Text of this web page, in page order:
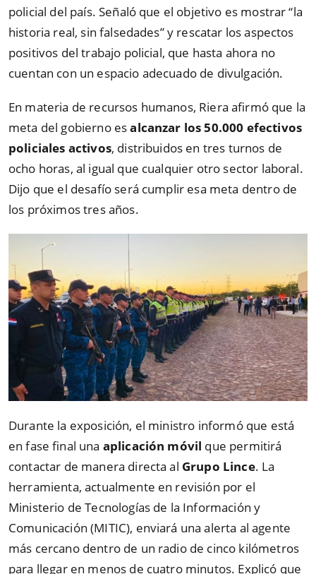
policial del país. Señaló que el objetivo es mostrar “la
historia real, sin falsedades” y rescatar los aspectos
positivos del trabajo policial, que hasta ahora no
cuentan con un espacio adecuado de divulgación.
En materia de recursos humanos, Riera afirmó que la
meta del gobierno esalcanzar los 50.000 efectivos
policiales activos, distribuidos en tres turnos de
ocho horas, al igual que cualquier otro sector laboral.
Dijo que el desafío será cumplir esa meta dentro de
los próximos tres años.
Durante la exposición, el ministro informó que está
en fase final una aplicación móvil que permitirá
contactar de manera directa al Grupo Lince. La
herramienta, actualmente en revisión por el
Ministerio de Tecnologías de la Información y
Comunicación (MITIC), enviará una alerta al agente
más cercano dentro de un radio de cinco kilómetros
para llegar en menos de cuatro minutos. Explicó que